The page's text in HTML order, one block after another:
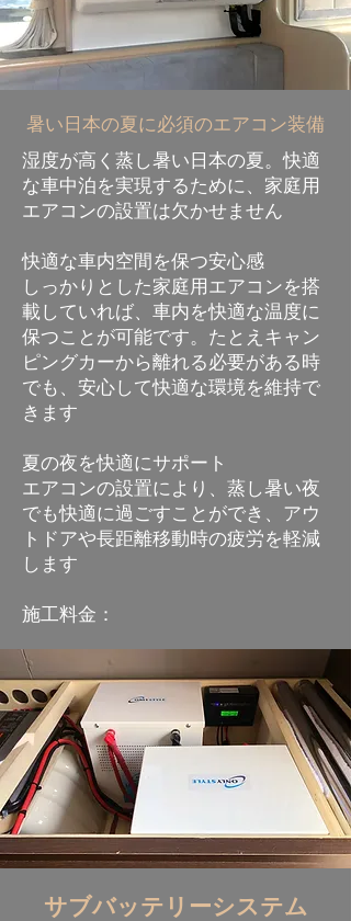
暑い日本の夏に必須のエアコン装備
湿度が高く蒸し暑い日本の夏。快適
な車中泊を実現するために、家庭用
エアコンの設置は欠かせません
快適な車内空間を保つ安心感
しっかりとした家庭用エアコンを搭
載していれば、車内を快適な温度に
保つことが可能です。たとえキャン
ピングカーから離れる必要がある時
でも、安心して快適な環境を維持で
きます
夏の夜を快適にサポート
エアコンの設置により、蒸し暑い夜
でも快適に過ごすことができ、アウ
トドアや長距離移動時の疲労を軽減
します
​施工料金：
サブバッテリーシステム